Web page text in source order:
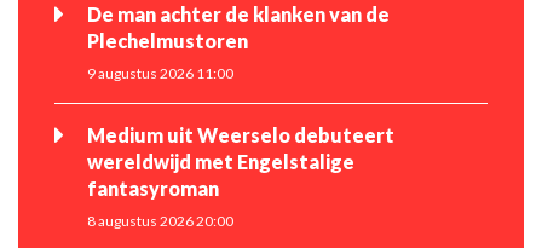
De man achter de klanken van de
Plechelmustoren
9 augustus 2026 11:00
Medium uit Weerselo debuteert
wereldwijd met Engelstalige
fantasyroman
8 augustus 2026 20:00